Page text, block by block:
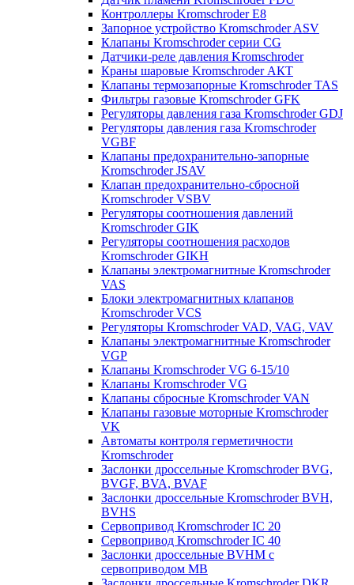
Контроллеры Kromschroder E8
Запорное устройство Kromschroder ASV
Клапаны Kromschroder серии CG
Датчики-реле давления Kromschroder
Краны шаровые Kromschroder АКТ
Клапаны термозапорные Kromschroder TAS
Фильтры газовые Kromschroder GFK
Регуляторы давления газа Kromschroder GDJ
Регуляторы давления газа Kromschroder
VGBF
Клапаны предохранительно-запорные
Kromschroder JSAV
Клапан предохранительно-сбросной
Kromschroder VSBV
Регуляторы соотношения давлений
Kromschroder GIK
Регуляторы соотношения расходов
Kromschroder GIKH
Клапаны электромагнитные Kromschroder
VAS
Блоки электромагнитных клапанов
Kromschroder VCS
Регуляторы Kromschroder VAD, VAG, VAV
Клапаны электромагнитные Kromschroder
VGP
Клапаны Kromschroder VG 6-15/10
Клапаны Kromschroder VG
Клапаны сбросные Kromschroder VAN
Клапаны газовые моторные Kromschroder
VK
Автоматы контроля герметичности
Kromschroder
Заслонки дроссельные Kromschroder BVG,
BVGF, BVA, BVAF
Заслонки дроссельные Kromschroder BVH,
BVHS
Сервопривод Kromschroder IC 20
Сервопривод Kromschroder IC 40
Заслонки дроссельные BVHM с
сервоприводом МВ